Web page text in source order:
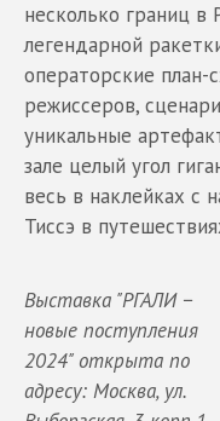
несколько границ в
легендарной
операторские
режиссеров,
уникальные
зале целый угол
весь в наклейках с
Тиссэ в
Выставка "РГАЛИ −
новые поступления
2024" открыта по
адресу: Москва, ул.